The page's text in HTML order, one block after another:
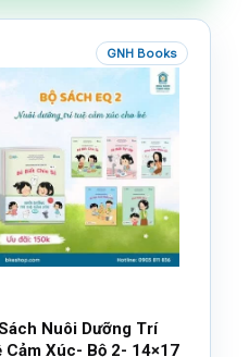
GNH Books
Nuôi Dưỡng Trí
Cảm Xúc- Bộ 2- 14×17